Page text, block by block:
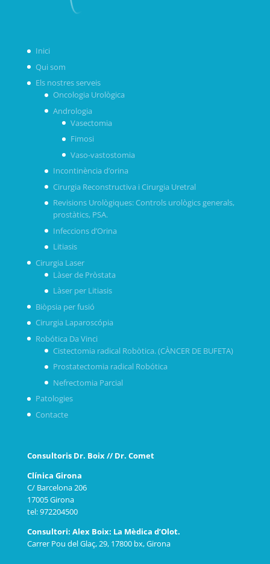
Inici
Qui som
Els nostres serveis
Oncologia Urològica
Andrologia
Vasectomia
Fimosi
Vaso-vastostomia
Incontinència d’orina
Cirurgia Reconstructiva i Cirurgia Uretral
Revisions Urològiques: Controls urològics generals,
prostàtics, PSA.
Infeccions d’Orina
Litiasis
Cirurgia Laser
Làser de Pròstata
Làser per Litiasis
Biòpsia per fusió
Cirurgia Laparoscópia
Robótica Da Vinci
Cistectomia radical Robòtica. (CÀNCER DE BUFETA)
Prostatectomia radical Robótica
Nefrectomia Parcial
Patologies
Contacte
Consultoris Dr. Boix // Dr. Comet
Clínica Girona
C/ Barcelona 206
17005 Girona
tel: 972204500
Consultori: Alex Boix: La Mèdica d’Olot.
Carrer Pou del Glaç, 29, 17800 bx, Girona